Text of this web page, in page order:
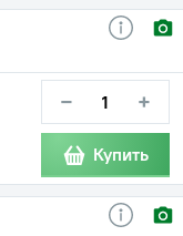
− +
Купить